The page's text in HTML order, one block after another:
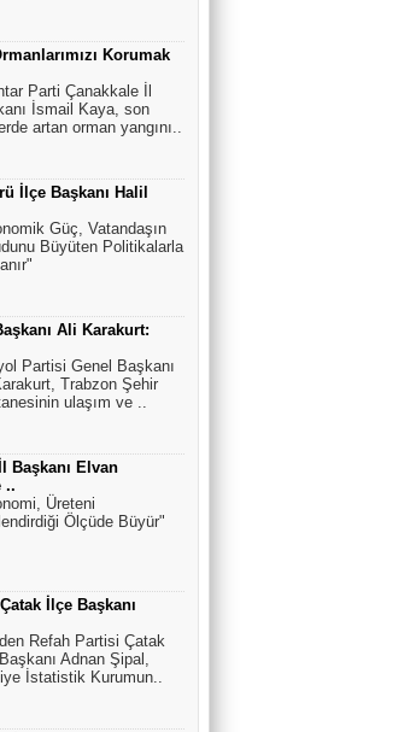
Korumak
Parti Çanakkale İl
İsmail Kaya, son
artan orman yangını..
İlçe Başkanı Halil
Güç, Vatandaşın
Büyüten Politikalarla
Ali Karakurt:
Partisi Genel Başkanı
Trabzon Şehir
ulaşım ve ..
Başkanı Elvan
..
Üreteni
Ölçüde Büyür"
İlçe Başkanı
Refah Partisi Çatak
Başkanı Adnan Şipal,
İstatistik Kurumun..